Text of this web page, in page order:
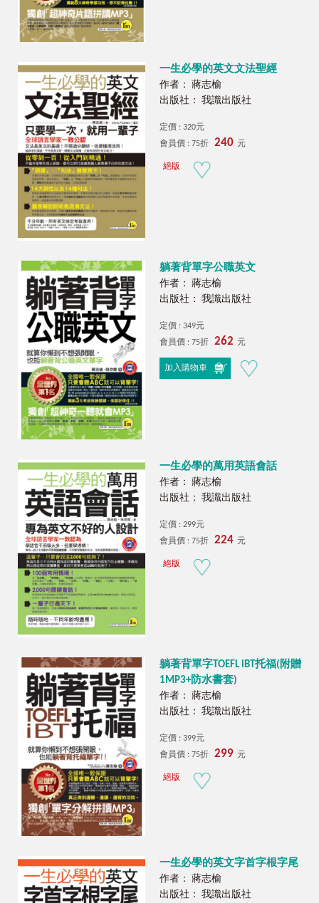
一生必學的英文文法聖經
作者： 蔣志榆
出版社： 我識出版社
定價 : 320元
會員價 : 75折
240 元
絕版
躺著背單字公職英文
作者： 蔣志榆
出版社： 我識出版社
定價 : 349元
會員價 : 75折
262 元
加入購物車
一生必學的萬用英語會話
作者： 蔣志榆
出版社： 我識出版社
定價 : 299元
會員價 : 75折
224 元
絕版
躺著背單字TOEFL iBT托福(附贈
1MP3+防水書套)
作者： 蔣志榆
出版社： 我識出版社
定價 : 399元
會員價 : 75折
299 元
絕版
一生必學的英文字首字根字尾
作者： 蔣志榆
出版社： 我識出版社